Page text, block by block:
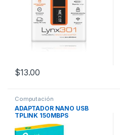
$13.00
Computación
ADAPTADOR NANO USB
TPLINK 150MBPS